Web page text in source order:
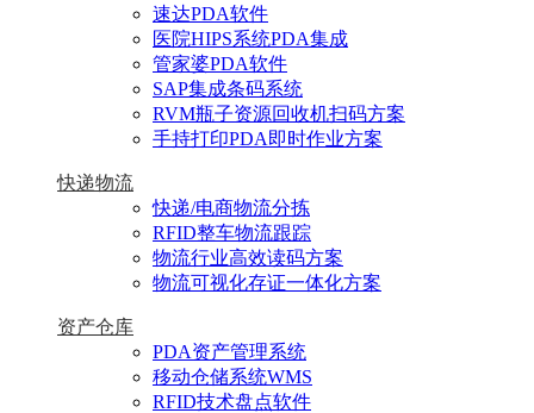
速达PDA软件
医院HIPS系统PDA集成
管家婆PDA软件
SAP集成条码系统
RVM瓶子资源回收机扫码方案
手持打印PDA即时作业方案
快递物流
快递/电商物流分拣
RFID整车物流跟踪
物流行业高效读码方案
物流可视化存证一体化方案
资产仓库
PDA资产管理系统
移动仓储系统WMS
RFID技术盘点软件